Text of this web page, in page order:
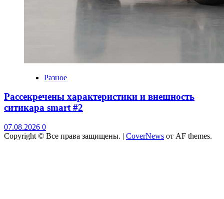
Разное
Рассекречены характеристики и внешность
ситикара smart #2
07.08.2026 0
Copyright © Все права защищены. | CoverNews от AF themes.